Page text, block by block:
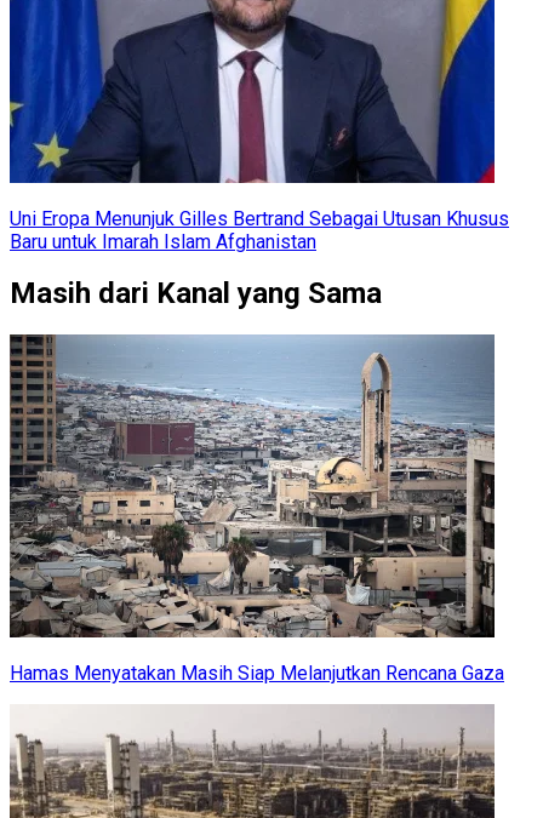
Uni Eropa Menunjuk Gilles Bertrand Sebagai Utusan Khusus
Baru untuk Imarah Islam Afghanistan
Masih dari Kanal yang Sama
Hamas Menyatakan Masih Siap Melanjutkan Rencana Gaza